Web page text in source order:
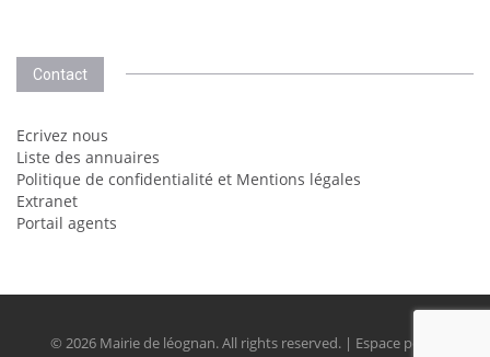
Contact
Ecrivez nous
Liste des annuaires
Politique de confidentialité et Mentions légales
Extranet
Portail agents
© 2026 Mairie de léognan. All rights reserved. | Espace perso